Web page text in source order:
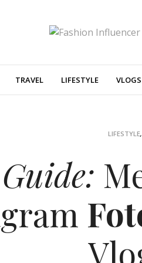
TRAVEL LIFESTYLE VLOGS
LIFESTYLE,
Guide: